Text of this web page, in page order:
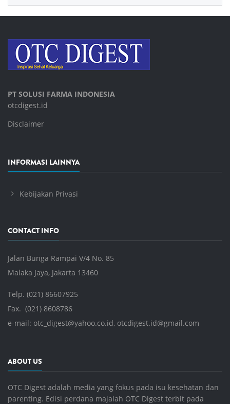
PT SOLUSI FARMA INDONESIA
otcdigest.id
Disclaimer
INFORMASI LAINNYA
Kebijakan Privasi
CONTACT INFO
Jalan Bunga Rampai V/4 No. 85
Malaka Jaya, Jakarta 13460
Telp. (021) 86607925
Fax. (021) 8608786
e-mail: otc_digest@yahoo.co.id, otcdigest.id@gmail.com
ABOUT US
OTC Digest adalah media yang fokus pada isu kesehatan dan
parenting. Edisi perdana majalah OTC Digest terbit pada